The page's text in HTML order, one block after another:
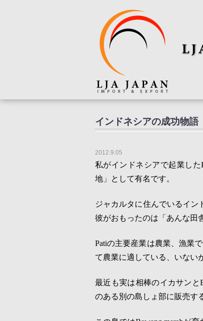
インドネシアの成功物語
2012.9.05
私がインドネシアで起業した
地」として有名です。
ジャカルタに住んでいるイン
彼がおもったのは「あんな田
Patiの主要産業は農業、漁業
て農業に適している、いない
最近も実は相棒のイカサンと
のある別の島しょ部に販売す